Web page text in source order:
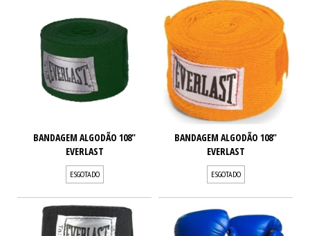
BANDAGEM ALGODÃO 108"
EVERLAST
ESGOTADO
BANDAGEM ALGODÃO 108"
EVERLAST
ESGOTADO